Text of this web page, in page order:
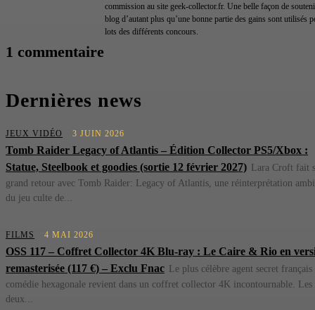
commission au site geek-collector.fr. Une belle façon de
blog d’autant plus qu’une bonne partie des gains sont utilisés
lots des différents concours.
1 commentaire
Dernières news
JEUX VIDÉO 3 JUIN 2026
Tomb Raider Legacy of Atlantis – Édition Collector PS5/Xbox :
Statue, Steelbook et goodies (sortie 12 février 2027) Lara Croft fait
grand retour avec Tomb Raider: Legacy of Atlantis, une réinterprétation
du jeu culte de...
FILMS 4 MAI 2026
OSS 117 – Coffret Collector 4K Blu-ray : Le Caire & Rio en
remasterisée (117 €) – Exclu Fnac Le plus célèbre agent secret français
comédie hexagonale revient dans un coffret collector 4K incontournable. Les
deux...